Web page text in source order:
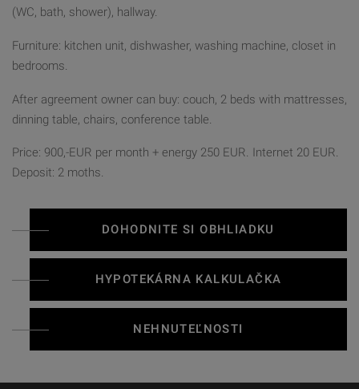
(WC, bath, shower), hallway.
Furniture: kitchen unit, dishwasher, washing machine, closet in
bedrooms.
After agreement owner can buy: couch, 2 beds with mattresses,
dinning table, chairs, conference table.
Price: 900,-EUR per month + energy 250 EUR. Internet 20 EUR.
Deposit: 2 moths.
DOHODNITE SI OBHLIADKU
HYPOTEKÁRNA KALKULAČKA
NEHNUTEĽNOSTI